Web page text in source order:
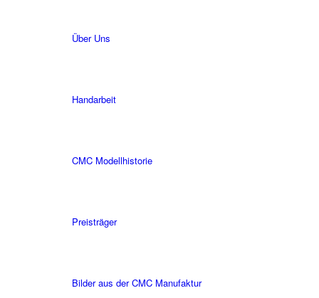
Über Uns
Handarbeit
CMC Modellhistorie
Preisträger
Bilder aus der CMC Manufaktur